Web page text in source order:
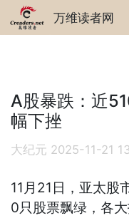
万维读者网
A股暴跌：近
幅下挫
大纪元 2025-11-21
11月21日，亚太股
0只股票飘绿，各